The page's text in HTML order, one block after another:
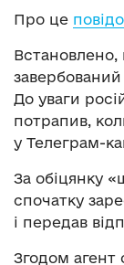
Про це
Встановлено,
До уваги
потрапив,
у Телеграм-
За обіцянку
спочатку
і передав
Згодом агент